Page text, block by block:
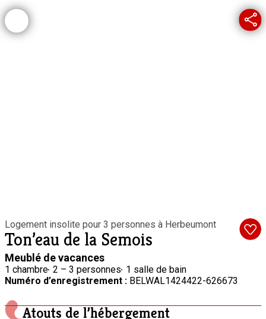
Logement insolite pour 3 personnes à Herbeumont
Ton’eau de la Semois
Meublé de vacances
1 chambre 2 – 3 personnes 1 salle de bain
Numéro d’enregistrement : BELWAL1424422-626673
Atouts de l’hébergement